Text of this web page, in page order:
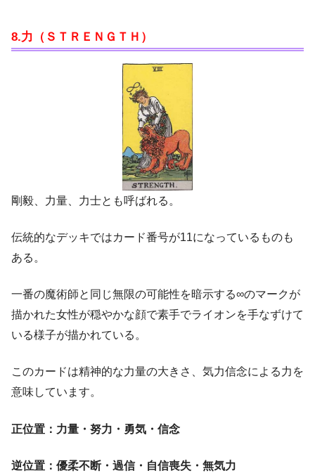
8.力（ＳＴＲＥＮＧＴＨ）
剛毅、力量、力士とも呼ばれる。
伝統的なデッキではカード番号が11になっているものも
ある。
一番の魔術師と同じ無限の可能性を暗示する∞のマークが
描かれた女性が穏やかな顔で素手でライオンを手なずけて
いる様子が描かれている。
このカードは精神的な力量の大きさ、気力信念による力を
意味しています。
正位置：力量・努力・勇気・信念
逆位置：優柔不断・過信・自信喪失・無気力